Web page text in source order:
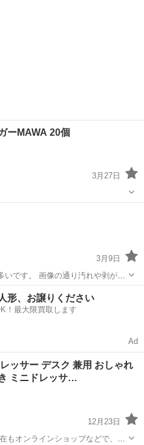
ーMAWA 20個
3月27日
3月9日
です。 画像の通り汚れや剥がれ
で修復も考えたのですが そのま
ドレッサー ワゴン
形、お譲りください
！最大限買取します
Ad
ッサー デスク 兼用 おしゃれ
ミニドレッサ…
12月23日